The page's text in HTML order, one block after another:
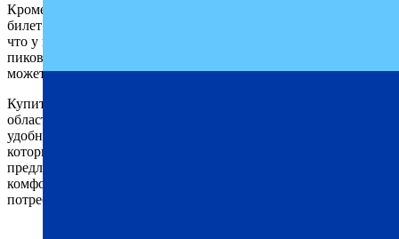
Кроме того, на сайте «Профи-Тур» вы сможете забронировать
билет Приморск – Алушта заранее, чтобы быть уверенными,
что у вас будет место в автобусе. Это особенно важно во время
пикового сезона или в выходные дни, когда спрос на автобусы
может быть высоким.
Купить билет на автобус из города Приморска Запорожской
области в Алушту на сайте «Профи-Тур» — это быстро,
удобно и безопасно. Вы сможете выбрать класс автобуса,
который соответствует вашим предпочтениям и бюджету. Мы
предлагаем различные классы автобусов, от экономичных до
комфортабельных, чтобы удовлетворить все ваши
потребности.